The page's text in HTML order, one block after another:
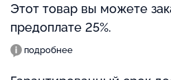
Этот товар вы можете
предоплате 25%.
подробнее